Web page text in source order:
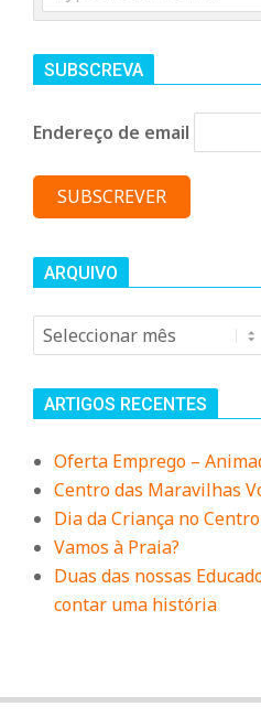
n
t
a
d
o
C
o
n
d
e
SUBSCREVA
Endereço de email
ARQUIVO
Arquivo
ARTIGOS RECENTES
Oferta Emprego –
Centro das Maravilhas
Dia da Criança no
Vamos à Praia?
Duas das nossas
contar uma história